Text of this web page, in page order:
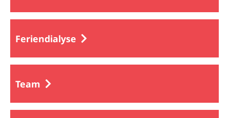
Feriendialyse
Team